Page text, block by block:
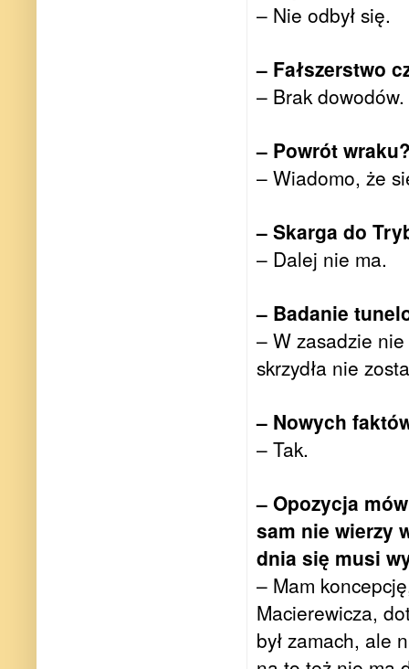
– Nie odbył się.
– Fałszerstwo
– Brak dowodów.
– Powrót
– Wiadomo, że
– Skarga do
– Dalej nie ma.
– Badanie
– W zasadzie
skrzydła nie
– Nowych
– Tak.
– Opozycja
sam nie wierzy
dnia się musi
– Mam
Macierewicza,
był zamach, ale